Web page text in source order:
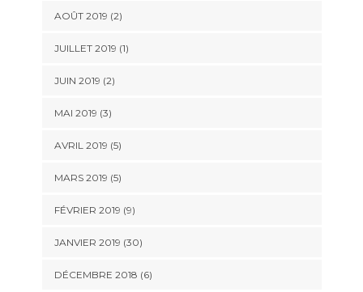
AOÛT 2019 (2)
JUILLET 2019 (1)
JUIN 2019 (2)
MAI 2019 (3)
AVRIL 2019 (5)
MARS 2019 (5)
FÉVRIER 2019 (9)
JANVIER 2019 (30)
DÉCEMBRE 2018 (6)